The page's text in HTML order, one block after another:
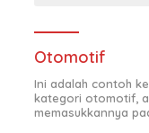
Otomotif
Ini adalah contoh
kategori otomotif,
memasukkannya